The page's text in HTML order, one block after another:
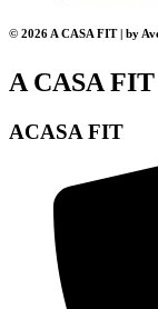
© 2026 A CASA FIT | by
A CASA FIT
ACASA FIT